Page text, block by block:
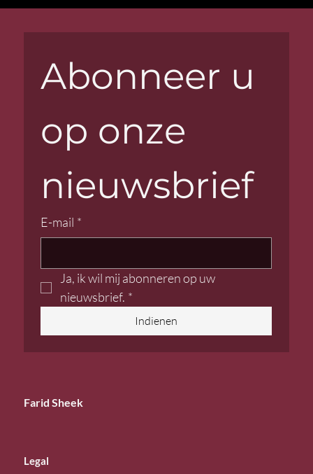
Abonneer u
op onze
nieuwsbrief
E-mail *
Ja, ik wil mij abonneren op uw
nieuwsbrief. *
Indienen
Farid Sheek
Legal